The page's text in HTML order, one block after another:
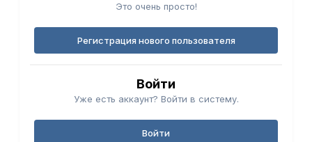
Это очень просто!
Регистрация нового пользователя
Войти
Уже есть аккаунт? Войти в систему.
Войти